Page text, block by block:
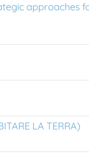
LA TERRA)